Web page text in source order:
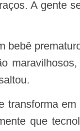
A gente
que